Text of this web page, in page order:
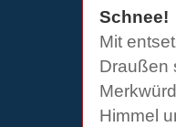
Schnee!
Mit
Draußen
Himmel